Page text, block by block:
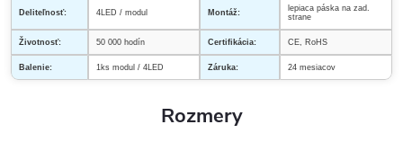
Deliteľnosť: 4LED / modul Montáž:
lepiaca páska na zad.
strane
Životnosť: 50 000 hodín Certifikácia: CE, RoHS
Balenie: 1ks modul / 4LED Záruka: 24 mesiacov
Rozmery